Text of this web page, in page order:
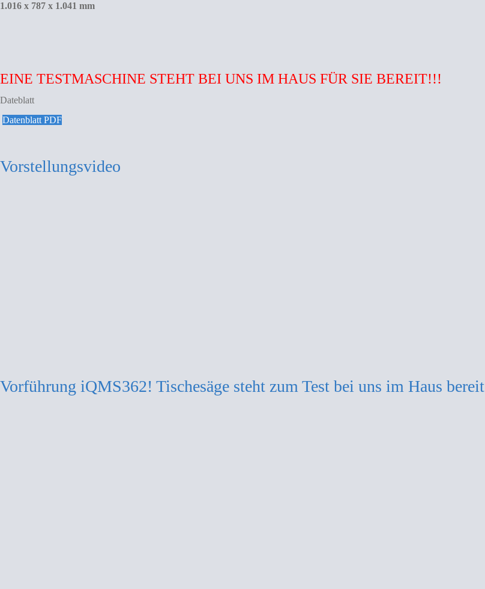
1.016 x 787 x 1.041 mm
EINE TESTMASCHINE STEHT BEI UNS IM HAUS FÜR SIE BEREIT!!!
Dateblatt
Datenblatt PDF
Vorstellungsvideo
Vorführung iQMS362! Tischesäge steht zum Test bei uns im Haus bereit